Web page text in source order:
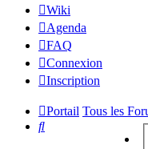
Wiki
Agenda
FAQ
Connexion
Inscription
Portail Tous les
Rechercher